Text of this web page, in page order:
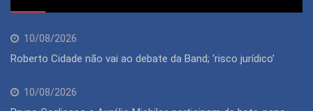
10/08/2026
Roberto Cidade não vai ao debate da Band; ‘risco jurídico’
10/08/2026